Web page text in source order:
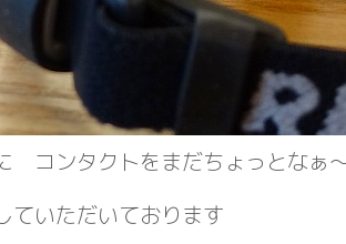
コンタクトをまだちょっとなぁ
ていただいております